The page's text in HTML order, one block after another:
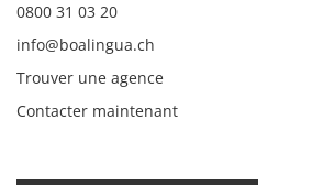
0800 31 03 20
info@boalingua.ch
Trouver une agence
Contacter maintenant